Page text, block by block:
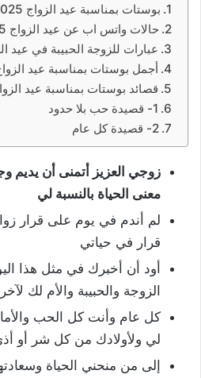
بوستات بمناسبة عيد الزواج 2025
حالات واتس اب عن عيد الزواج 2025
عبارات للزوجة الحبيبة في عيد
أجمل بوستات بمناسبة عيد الزواج
قصائد بوستات بمناسبة عيد
1- قصيدة حب بلا حدود
2- قصيدة كل عام
زوجي العزيز أتمنى أن يديم
معنى الحياة بالنسبة لي
لم أندم في يوم على قرار
قرار في حياتي
أود أن أخبرك في مثل هذا
الزوجة والحبيبة والأم لك
كل عام وأنت كل الحب
لي ولأولادك من كل شر أو
إلى من منحني الحياة